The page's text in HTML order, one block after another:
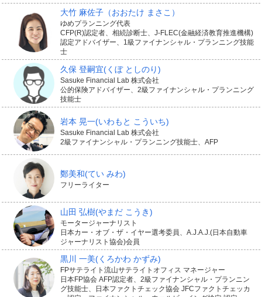
通院保険金 通院日数に応じて定額を給付
入院保険金 入院日数に応じて定額を給付
手術保険金 手術の種類に応じて給付
死亡保険金 けがが原因で亡くなった場合に給付
後遺障害保険金
他人にけがをさせた場合も補償され
る
傷害保険では、自分自身のけがだけでなく、日常生活の
中で他人にけがをさせてしまった場合の賠償責任に備え
られる商品もあります。
大竹 麻佐子 （おおたけ まさこ）
ゆめプランニング代表
CFP(R)認定者、相続診断士、J-FLEC(金融経済教育推進機構)
認定アドバイザー、1級ファイナンシャル・プランニング技能
士
久保 登嗣宜(くぼ としのり)
Sasuke Financial Lab 株式会社
公的保険アドバイザー、2級ファイナンシャル・プランニング
技能士
岩本 晃一(いわもと こういち)
Sasuke Financial Lab 株式会社
2級ファイナンシャル・プランニング技能士、AFP
鄭美和(てい みわ)
フリーライター
山田 弘樹(やまだ こうき)
モータージャーナリスト
日本カー・オブ・ザ・イヤー選考委員、A.J.A.J.(日本自動車
ジャーナリスト協会)会員
黒川 一美(くろかわ かずみ)
FPサテライト流山サテライトオフィス マネージャー
日本FP協会 AFP認定者、2級ファイナンシャル・プランニン
グ技能士、日本ファクトチェック協会 JFCファクトチェッカ